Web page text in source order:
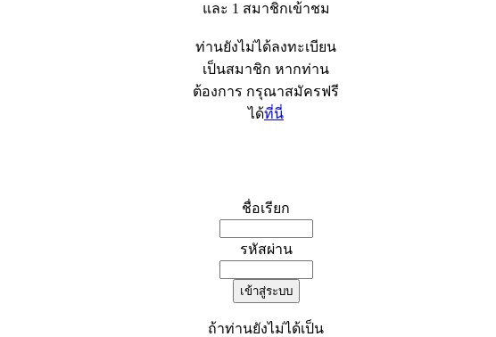
และ 1 สมาชิกเข้าชม
ท่านยังไม่ได้ลงทะเบียน
เป็นสมาชิก หากท่าน
ต้องการ กรุณาสมัครฟรี
ได้ที่นี่
ชื่อเรียก
รหัสผ่าน
ถ้าท่านยังไม่ได้เป็น